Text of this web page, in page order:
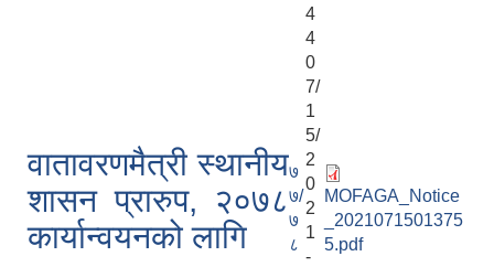
4
4
वातावरणमैत्री स्थानीय
शासन प्रारुप, २०७८
कार्यान्वयनको लागि
७
७/
७
८
0
7/
1
5/
2
0
2
1
-
MOFAGA_Notice
_2021071501375
5.pdf